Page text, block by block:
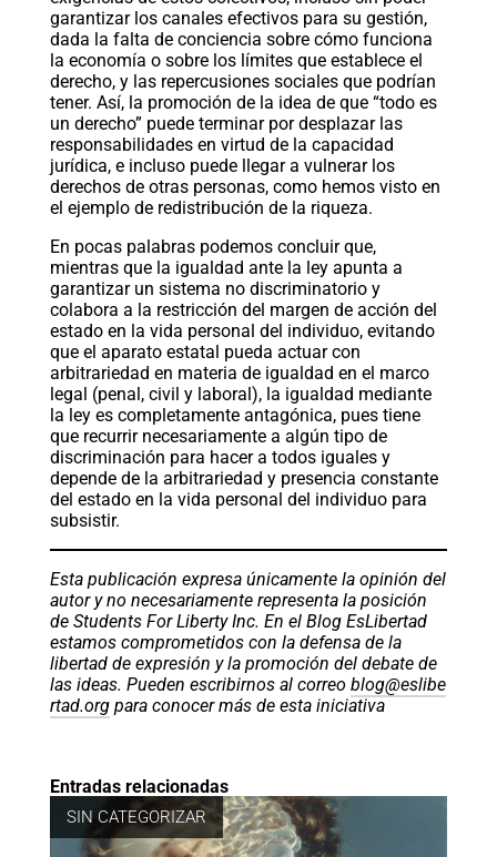
garantizar los canales efectivos para su gestión,
dada la falta de conciencia sobre cómo funciona
la economía o sobre los límites que establece el
derecho, y las repercusiones sociales que podrían
tener. Así, la promoción de la idea de que “todo es
un derecho” puede terminar por desplazar las
responsabilidades en virtud de la capacidad
jurídica, e incluso puede llegar a vulnerar los
derechos de otras personas, como hemos visto en
el ejemplo de redistribución de la riqueza.
En pocas palabras podemos concluir que,
mientras que la igualdad ante la ley apunta a
garantizar un sistema no discriminatorio y
colabora a la restricción del margen de acción del
estado en la vida personal del individuo, evitando
que el aparato estatal pueda actuar con
arbitrariedad en materia de igualdad en el marco
legal (penal, civil y laboral), la igualdad mediante
la ley es completamente antagónica, pues tiene
que recurrir necesariamente a algún tipo de
discriminación para hacer a todos iguales y
depende de la arbitrariedad y presencia constante
del estado en la vida personal del individuo para
subsistir.
Esta publicación expresa únicamente la opinión del
autor y no necesariamente representa la posición
de Students For Liberty Inc. En el Blog EsLibertad
estamos comprometidos con la defensa de la
libertad de expresión y la promoción del debate de
las ideas. Pueden escribirnos al correo blog@eslibe
rtad.orgpara conocer más de esta iniciativa
Entradas relacionadas
SIN CATEGORIZAR